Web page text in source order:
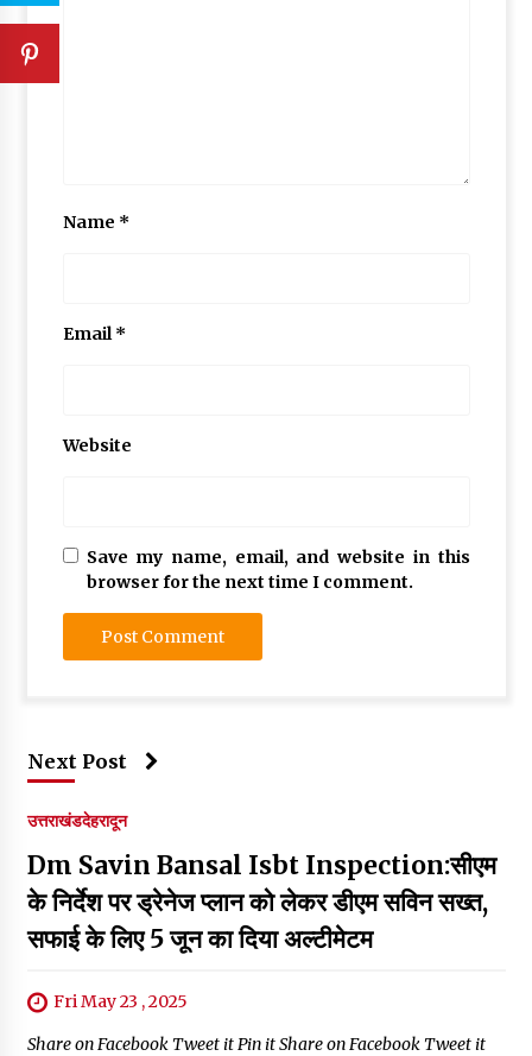
Name *
Email*
Website
Save my name, email, and website in this
browser for the next time I comment.
Next Post
उत्तराखंडदेहरादून
Dm Savin Bansal Isbt Inspection:सीएम
के निर्देश पर ड्रेनेज प्लान को लेकर डीएम सविन सख्त,
सफाई के लिए 5 जून का दिया अल्टीमेटम
Fri May 23 , 2025
Share on Facebook Tweet it Pin it Share on Facebook Tweet it